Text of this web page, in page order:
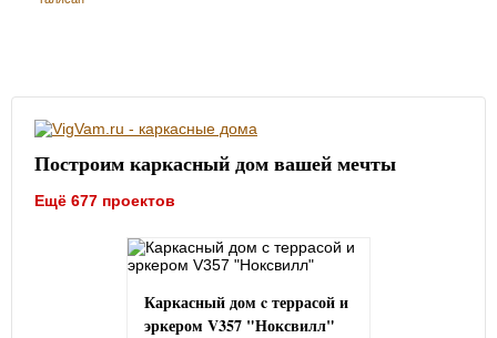
Построим каркасный дом вашей мечты
Ещё 677 проектов
Каркасный дом c террасой и
эркером V357 "Ноксвилл"